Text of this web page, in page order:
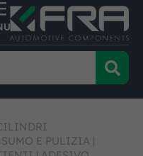
E PULIZIA |